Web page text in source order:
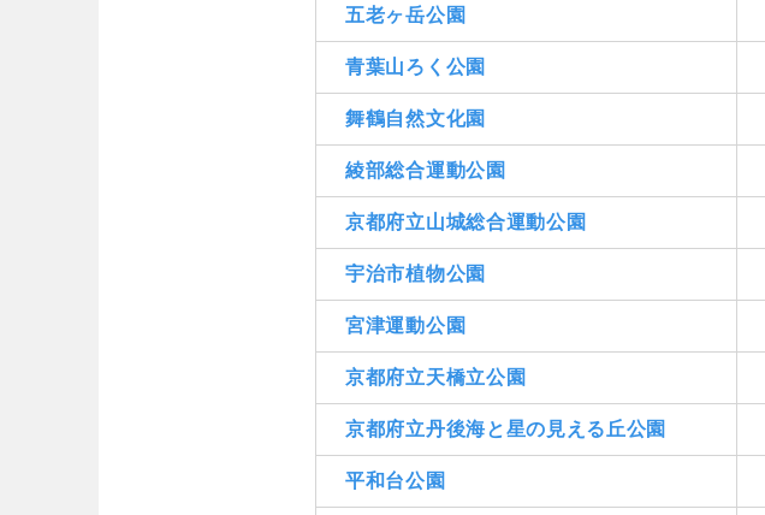
五老ヶ岳公園
青葉山ろく公園
舞鶴自然文化園
綾部総合運動公園
京都府立山城総合運動公園
宇治市植物公園
宮津運動公園
京都府立天橋立公園
京都府立丹後海と星の見える丘公園
平和台公園